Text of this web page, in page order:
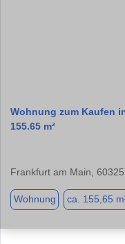
Wohnung zum Kaufen
155.65 m²
Frankfurt am Main, 60325
Wohnung ca. 155,65